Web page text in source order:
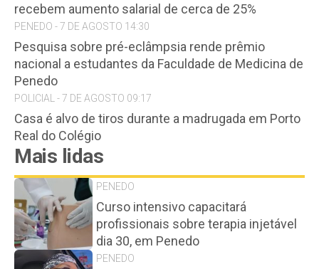
recebem aumento salarial de cerca de 25%
PENEDO - 7 DE AGOSTO 14:30
Pesquisa sobre pré-eclâmpsia rende prêmio
nacional a estudantes da Faculdade de Medicina de
Penedo
POLICIAL - 7 DE AGOSTO 09:17
Casa é alvo de tiros durante a madrugada em Porto
Real do Colégio
Mais lidas
PENEDO
Curso intensivo capacitará
profissionais sobre terapia injetável
dia 30, em Penedo
PENEDO